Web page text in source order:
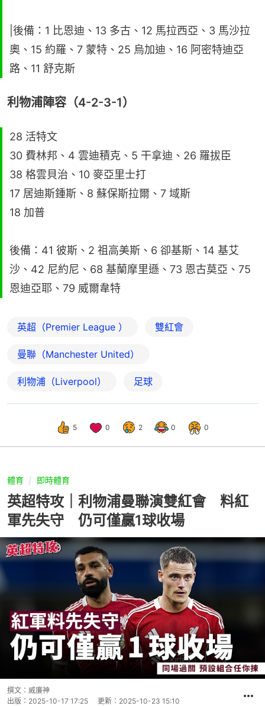
|後備：1 比恩迪、13 多古、12 馬拉西亞、3 馬沙拉
奧、15 約羅、7 蒙特、25 烏加迪、16 阿密特迪亞
路、11 舒克斯
利物浦陣容（4-2-3-1）
28 活特文
30 費林邦、4 雲迪積克、5 干拿迪、26 羅拔臣
38 格雲貝治、10 麥亞里士打
17 居迪斯鍾斯、8 蘇保斯拉爾、7 域斯
18 加普
後備：41 彼斯、2 祖高美斯、6 卻基斯、14 基艾
沙、42 尼約尼、68 基蘭摩里遜、73 恩古莫亞、75
恩迪亞耶、79 威爾韋特
英超（Premier League ） 雙紅會
曼聯（Manchester United）
利物浦（Liverpool） 足球
5 0 2 0 0
體育 即時體育
英超特攻｜利物浦曼聯演雙紅會 料紅
軍先失守 仍可僅贏1球收場
撰文： 威廉神
出版： 2025-10-17 17:25 更新： 2025-10-23 15:10